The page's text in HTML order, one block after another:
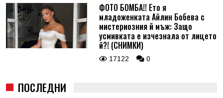
ФОТО БОМБА!! Ето я
младоженката Айлин Бобева с
мистериозния й мъж: Защо
усмивката е изчезнала от лицето
й?! (СНИМКИ)
17122 0
ПОСЛЕДНИ